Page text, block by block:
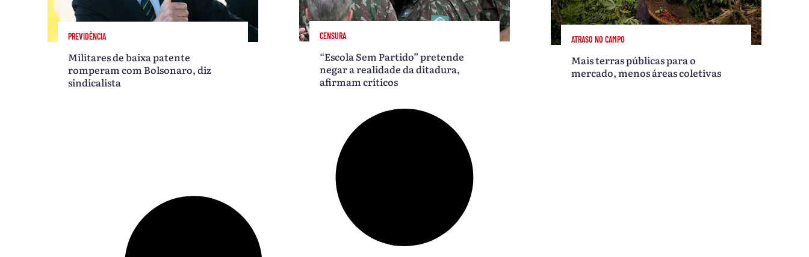
PREVIDÊNCIA
Militares de baixa patente
romperam com Bolsonaro, diz
sindicalista
CENSURA
“Escola Sem Partido” pretende
negar a realidade da ditadura,
afirmam críticos
ATRASO NO CAMPO
Mais terras públicas para o
mercado, menos áreas coletivas